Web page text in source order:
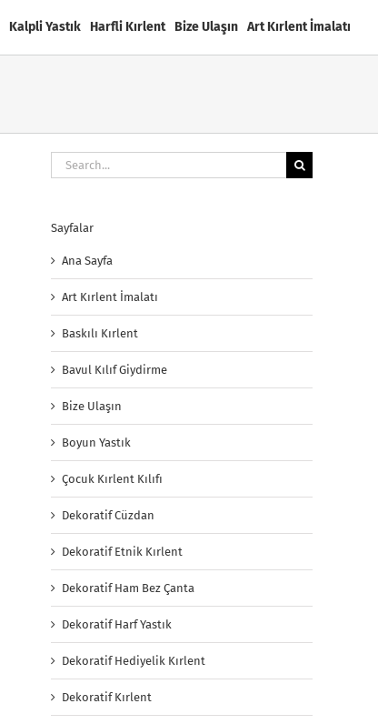
Kalpli Yastık Harfli Kırlent Bize Ulaşın Art Kırlent İmalatı
Search
for:
Sayfalar
Ana Sayfa
Art Kırlent İmalatı
Baskılı Kırlent
Bavul Kılıf Giydirme
Bize Ulaşın
Boyun Yastık
Çocuk Kırlent Kılıfı
Dekoratif Cüzdan
Dekoratif Etnik Kırlent
Dekoratif Ham Bez Çanta
Dekoratif Harf Yastık
Dekoratif Hediyelik Kırlent
Dekoratif Kırlent